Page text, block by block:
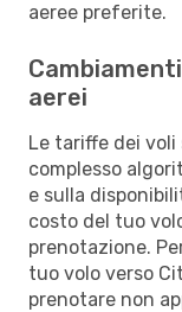
aeree preferite.
aerei
Le tariffe dei
complesso
e sulla
costo del tuo
prenotazione.
tuo volo verso
prenotare non